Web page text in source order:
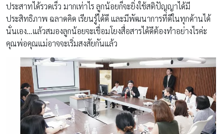
ประสาทได้รวดเร็ว มากเท่าไร ลูกน้อยก็จะยิ่งใช้สติปัญญาได้มี
ประสิทธิภาพ ฉลาดคิด เรียนรู้ได้ดี และมีพัฒนาการที่ดีในทุกด้านได้
นั่นเอง…แล้วสมองลูกน้อยจะเชื่อมโยงสื่อสารได้ดีต้องทำอย่างไรค่ะ
คุณพ่อคุณแม่อาจจะเริ่มสงสัยกันแล้ว